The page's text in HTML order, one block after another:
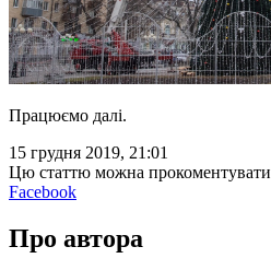
Працюємо далі.
15 грудня 2019, 21:01
Цю статтю можна прокоментувати
Facebook
Про автора